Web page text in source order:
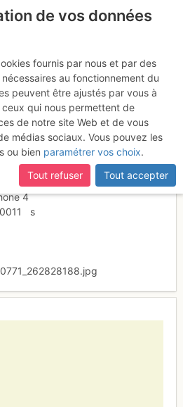
longeur
14:00
individuel (CC by-nc-nd)
4
s
de vos données
fournis par nous et par des
au fonctionnement du
peuvent être ajustés par vous à
qui nous permettent de
de notre site Web et de vous
médias sociaux. Vous pouvez les
ou bien paramétrer vos choix.
Tout refuser
Tout accepter